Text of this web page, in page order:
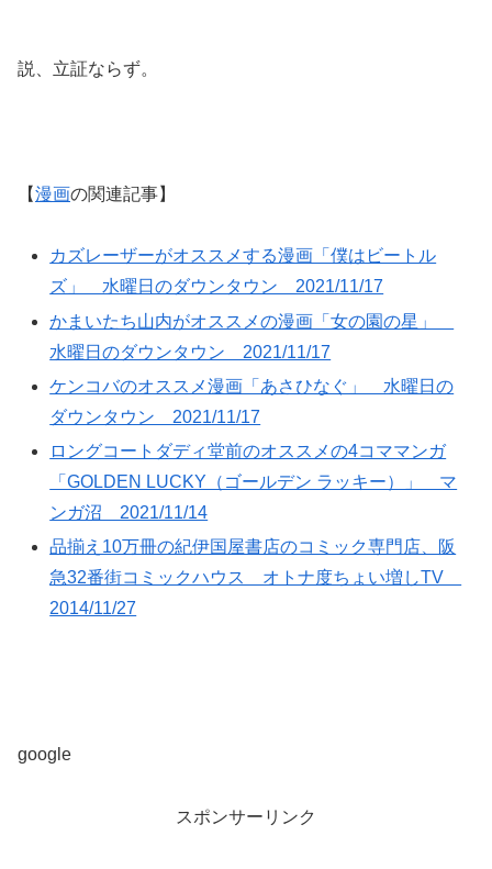
説、立証ならず。
【漫画の関連記事】
カズレーザーがオススメする漫画「僕はビートル
ズ」 水曜日のダウンタウン 2021/11/17
かまいたち山内がオススメの漫画「女の園の星」
水曜日のダウンタウン 2021/11/17
ケンコバのオススメ漫画「あさひなぐ」 水曜日の
ダウンタウン 2021/11/17
ロングコートダディ堂前のオススメの4コママンガ
「GOLDEN LUCKY（ゴールデン ラッキー）」 マ
ンガ沼 2021/11/14
品揃え10万冊の紀伊国屋書店のコミック専門店、阪
急32番街コミックハウス オトナ度ちょい増しTV
2014/11/27
google
スポンサーリンク